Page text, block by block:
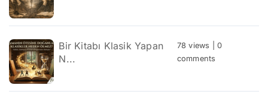
Bir Kitabı Klasik Yapan
N...
78 views |0
comments